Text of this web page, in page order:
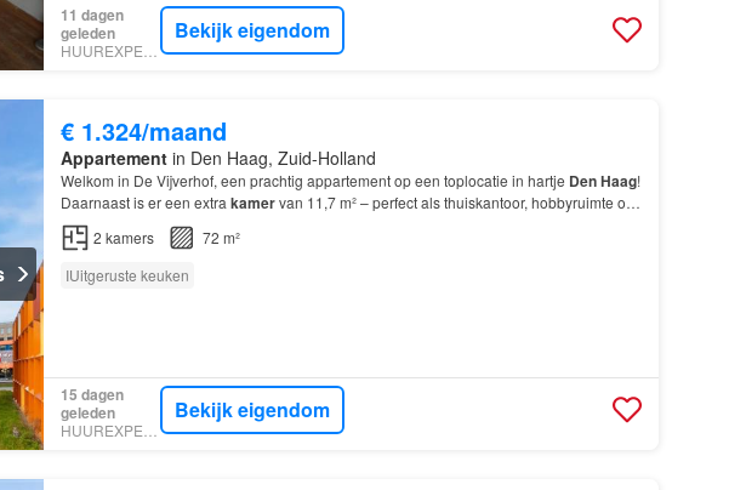
11 dagen
geleden
HUUREXPERT
Bekijk eigendom
€ 1.324/maand
Appartementin Den Haag, Zuid-Holland
Welkom in De Vijverhof, een prachtig appartement op een toplocatie in hartje Den Haag!
Daarnaast is er een extra kamervan 11,7 m² – perfect als thuiskantoor, hobbyruimte of
inloopkast.
2 kamers
72 m²
IUitgeruste keuken
15 dagen
geleden
HUUREXPERT
Bekijk eigendom